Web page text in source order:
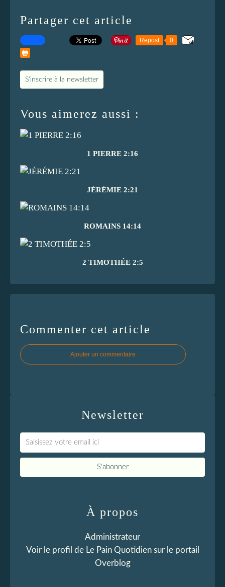
Partager cet article
Repost 0
S'inscrire à la newsletter
Vous aimerez aussi :
1 PIERRE 2:16
JÉRÉMIE 2:21
ROMAINS 14:14
2 TIMOTHÉE 2:5
Commenter cet article
Ajouter un commentaire
Newsletter
À propos
Administrateur
Voir le profil de Le Pain Quotidiensur le portail
Overblog